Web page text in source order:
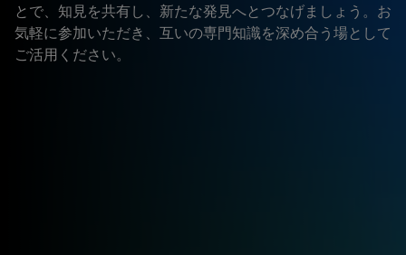
とで、知見を共有し、新たな発見へとつなげましょう。お
気軽に参加いただき、互いの専門知識を深め合う場として
ご活用ください。